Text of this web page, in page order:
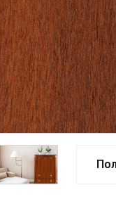
ФУРНИТУРА
ПРОФИЛЬ
КЛЕЙ
ШДСП
РАСПРОДАЖА
НОВИНКИ